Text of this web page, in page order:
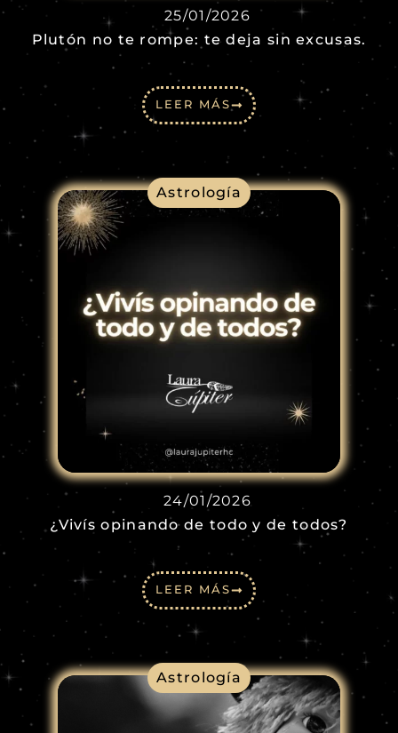
25/01/2026
Plutón no te rompe: te deja sin excusas.
LEER MÁS
Astrología
24/01/2026
¿Vivís opinando de todo y de todos?
LEER MÁS
Astrología